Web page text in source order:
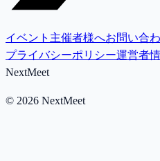
イベント主催者様へお問い合
プライバシーポリシー運営者
NextMeet
© 2026 NextMeet